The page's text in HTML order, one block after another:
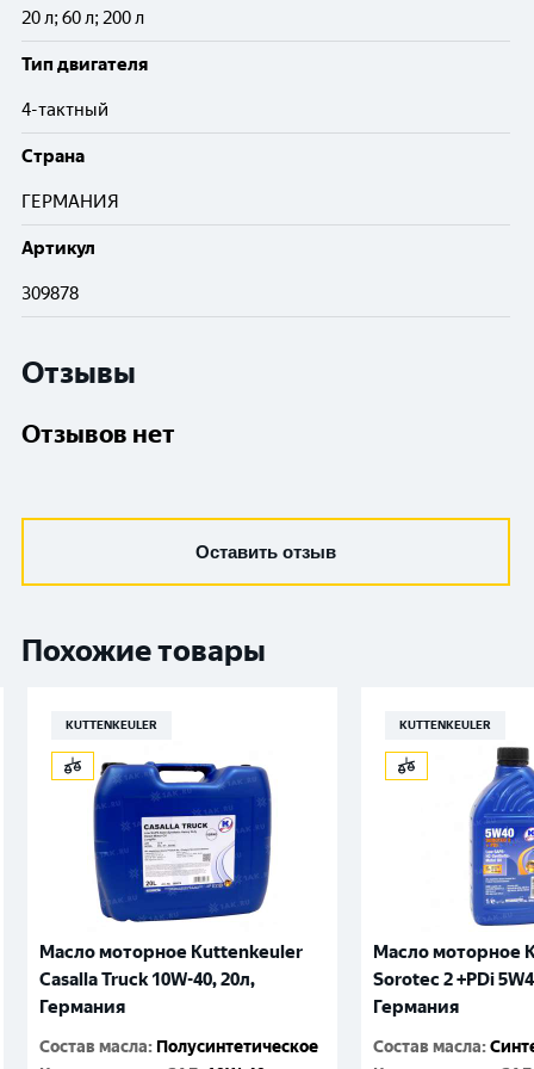
20 л; 60 л; 200 л
Тип двигателя
4-тактный
Cтрана
ГЕРМАНИЯ
Артикул
309878
Отзывы
Отзывов нет
Оставить отзыв
Похожие товары
KUTTENKEULER
Масло моторное Kuttenkeuler
Casalla Truck 10W-40, 20л,
Германия
Состав масла: Полусинтетическое
KUTTENKEULER
Масло моторное
Sorotec 2 +PDi
Германия
Состав масла: